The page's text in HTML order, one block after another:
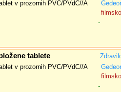
v prozornih PVC/PVdC//A
-
tablete
v prozornih PVC/PVdC//A
-